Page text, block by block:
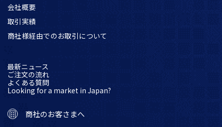
会社概要
取引実績
商社様経由でのお取引について
最新ニュース
ご注文の流れ
よくある質問
Looking for a market in Japan?
商社のお客さまへ